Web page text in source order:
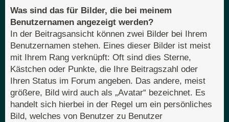
Was sind das für Bilder, die bei meinem
Benutzernamen angezeigt werden?
In der Beitragsansicht können zwei Bilder bei Ihrem
Benutzernamen stehen. Eines dieser Bilder ist meist
mit Ihrem Rang verknüpft: Oft sind dies Sterne,
Kästchen oder Punkte, die Ihre Beitragszahl oder
Ihren Status im Forum angeben. Das andere, meist
größere, Bild wird auch als „Avatar“ bezeichnet. Es
handelt sich hierbei in der Regel um ein persönliches
Bild, welches von Benutzer zu Benutzer